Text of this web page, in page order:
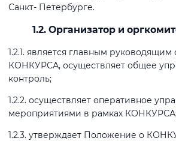
Санкт- Петербурге.
1.2. Организатор и
1.2.1. является главным руководящим
КОНКУРСА, осуществляет общее
контроль;
1.2.2. осуществляет оперативное
мероприятиями в рамках
1.2.3. утверждает Положение о